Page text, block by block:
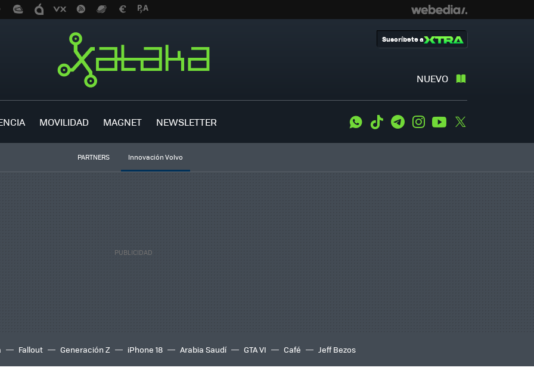
NUEVO
Suscríbete a
MOVILIDAD MAGNET NEWSLETTER WhatsApp
Tiktok TelegramInstagramYoutube
PARTNERS Innovación Volvo
Fallout Generación Z iPhone 18 Arabia Saudí GTA VI Café Jeff Bezos